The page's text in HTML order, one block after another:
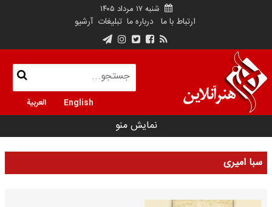
شنبه ۱۷ مرداد ۱۴۰۵
ارتباط با ما درباره ما تبلیغات آرشیو
English العربية
نمایش منو
سبا امیری